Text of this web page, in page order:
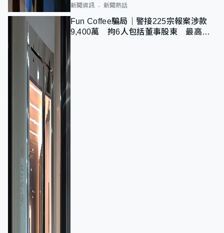
新聞資訊 新聞熱話
Fun Coffee騙局｜警接225宗報案涉款
9,400萬 拘6人包括董事股東 最高金